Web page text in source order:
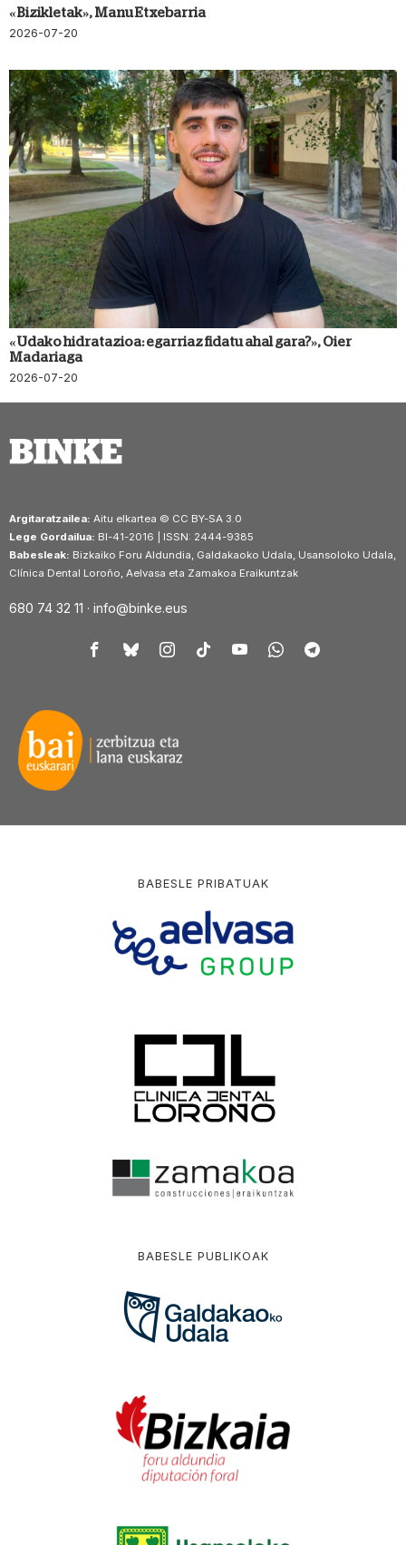
«Bizikletak», Manu Etxebarria
2026-07-20
«Udako hidratazioa: egarriaz fidatu ahal gara?», Oier
Madariaga
2026-07-20
Argitaratzailea: Aitu elkartea © CC BY-SA 3.0
Lege Gordailua: BI-41-2016 | ISSN: 2444-9385
Babesleak: Bizkaiko Foru Aldundia, Galdakaoko Udala, Usansoloko Udala,
Clínica Dental Loroño, Aelvasa eta Zamakoa Eraikuntzak
680 74 32 11 · info@binke.eus
BABESLE PRIBATUAK
BABESLE PUBLIKOAK